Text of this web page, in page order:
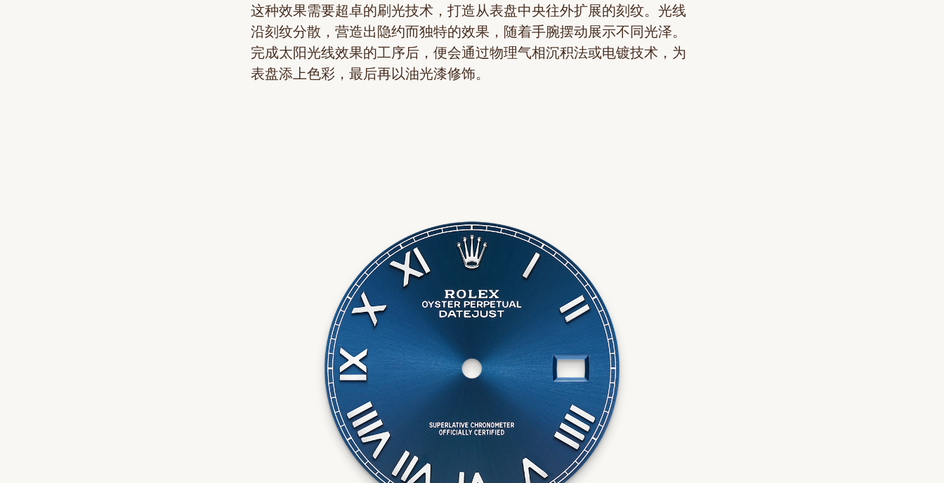
这种效果需要超卓的刷光技术，打造从表盘中央往外扩展的刻纹。光线
沿刻纹分散，营造出隐约而独特的效果，随着手腕摆动展示不同光泽。
完成太阳光线效果的工序后，便会通过物理气相沉积法或电镀技术，为
表盘添上色彩，最后再以油光漆修饰。